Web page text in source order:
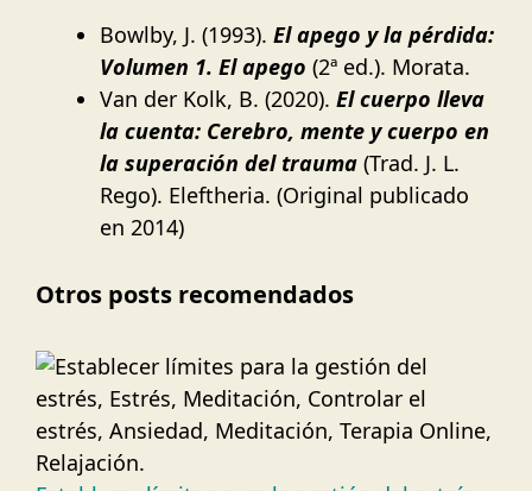
Bowlby, J. (1993). El apego y la pérdida:
Volumen 1. El apego (2ª ed.). Morata.
Van der Kolk, B. (2020). El cuerpo lleva
la cuenta: Cerebro, mente y cuerpo en
la superación del trauma (Trad. J. L.
Rego). Eleftheria. (Original publicado
en 2014)
Otros posts recomendados